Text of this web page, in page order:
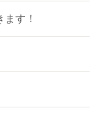
す！